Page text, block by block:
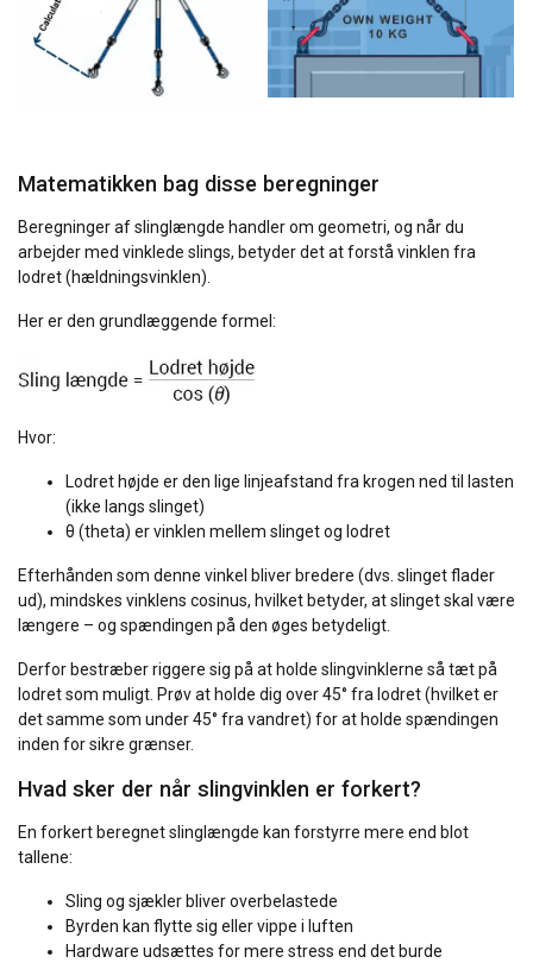
Matematikken bag disse beregninger
Beregninger af slinglængde handler om geometri, og når du
arbejder med vinklede slings, betyder det at forstå vinklen fra
lodret (hældningsvinklen).
Her er den grundlæggende formel:
Hvor:
Lodret højde er den lige linjeafstand fra krogen ned til lasten
(ikke langs slinget)
θ (theta) er vinklen mellem slinget og lodret
Efterhånden som denne vinkel bliver bredere (dvs. slinget flader
ud), mindskes vinklens cosinus, hvilket betyder, at slinget skal være
længere – og spændingen på den øges betydeligt.
Derfor bestræber riggere sig på at holde slingvinklerne så tæt på
lodret som muligt. Prøv at holde dig over 45° fra lodret (hvilket er
det samme som under 45° fra vandret) for at holde spændingen
inden for sikre grænser.
Hvad sker der når slingvinklen er forkert?
En forkert beregnet slinglængde kan forstyrre mere end blot
tallene:
Sling og sjækler bliver overbelastede
Byrden kan flytte sig eller vippe i luften
Hardware udsættes for mere stress end det burde